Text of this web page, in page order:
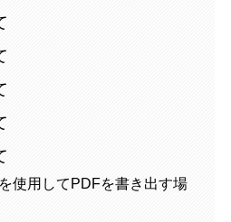
使用してPDFを書き出す場